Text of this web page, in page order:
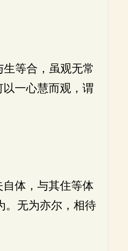
等合，虽观无常
一心慧而观，谓
体，与其住等体
。无为亦尔，相待